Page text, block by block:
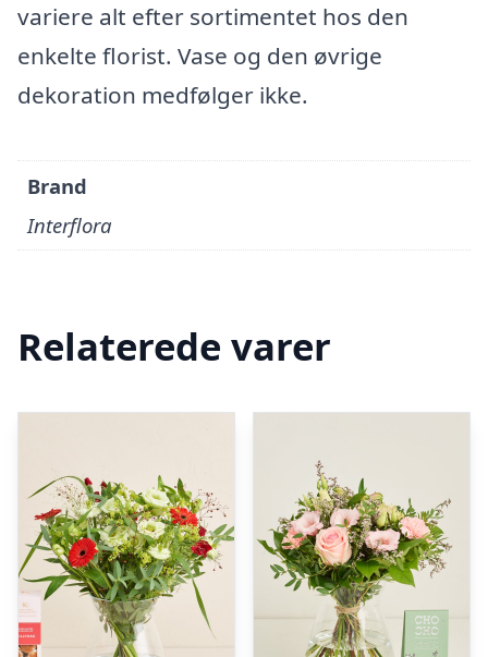
variere alt efter sortimentet hos den
enkelte florist. Vase og den øvrige
dekoration medfølger ikke.
Brand
Interflora
Relaterede varer